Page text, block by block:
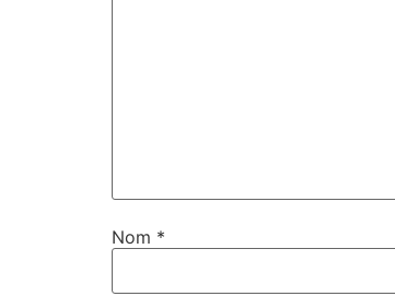
Nom *